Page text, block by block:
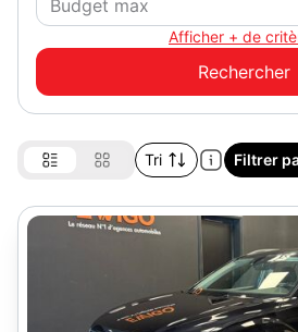
Afficher + de
Tri Filtrer